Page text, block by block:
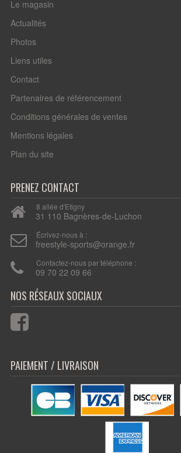
Le magasin
Actualités
Photos
Liens utiles
Contact
Partenaires de référencement
Conditions générales de ventes
Mentions légales
Plan du site
PRENEZ CONTACT
8 allée d'Etigny
31 110 Bagnères-de-Luchon
Écrivez-nous à :
freestyle-sports@orange.fr
Contactez-nous par téléphone :
09 70 22 09 66
PAIEMENT / LIVRAISON